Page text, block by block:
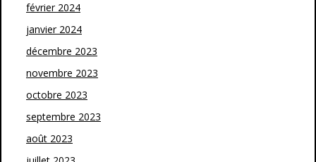
février 2024
janvier 2024
décembre 2023
novembre 2023
octobre 2023
septembre 2023
août 2023